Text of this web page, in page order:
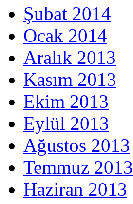
Şubat 2014
Ocak 2014
Aralık 2013
Kasım 2013
Ekim 2013
Eylül 2013
Ağustos 2013
Temmuz 2013
Haziran 2013